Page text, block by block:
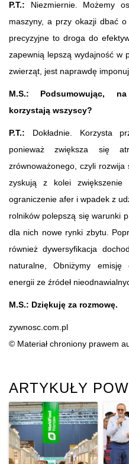
P.T.: Niezmiernie. Możemy
maszyny, a przy okazji dbać
precyzyjne to droga do
zapewnią lepszą wydajność w
zwierząt, jest naprawdę
M.S.: Podsumowując,
korzystają wszyscy?
P.T.: Dokładnie. Korzysta
ponieważ zwiększa się
zrównoważonego, czyli
zyskują z kolei zwiększenie
ograniczenie afer i wpadek z
rolników polepszą się warunki
dla nich nowe rynki zbytu.
również dywersyfikacja
naturalne, Obniżymy
energii ze źródeł
M.S.: Dziękuję za rozmowę.
zywnosc.com.pl
© Materiał chroniony prawem
ARTYKUŁY